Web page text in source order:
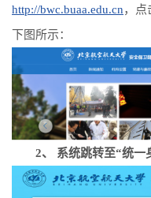
http://bwc.buaa.edu.cn，点
下图所示：
2、 系统跳转至“统一